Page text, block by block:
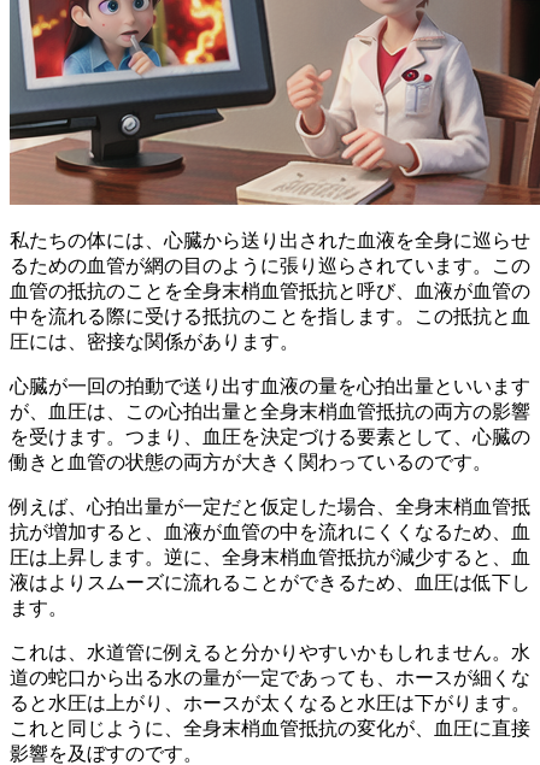
私たちの体には、心臓から送り出された血液を全身に巡らせ
るための血管が網の目のように張り巡らされています。この
血管の抵抗のことを全身末梢血管抵抗と呼び、血液が血管の
中を流れる際に受ける抵抗のことを指します。この抵抗と血
圧には、密接な関係があります。
心臓が一回の拍動で送り出す血液の量を心拍出量といいます
が、血圧は、この心拍出量と全身末梢血管抵抗の両方の影響
を受けます。つまり、血圧を決定づける要素として、心臓の
働きと血管の状態の両方が大きく関わっているのです。
例えば、心拍出量が一定だと仮定した場合、全身末梢血管抵
抗が増加すると、血液が血管の中を流れにくくなるため、血
圧は上昇します。逆に、全身末梢血管抵抗が減少すると、血
液はよりスムーズに流れることができるため、血圧は低下し
ます。
これは、水道管に例えると分かりやすいかもしれません。水
道の蛇口から出る水の量が一定であっても、ホースが細くな
ると水圧は上がり、ホースが太くなると水圧は下がります。
これと同じように、全身末梢血管抵抗の変化が、血圧に直接
影響を及ぼすのです。